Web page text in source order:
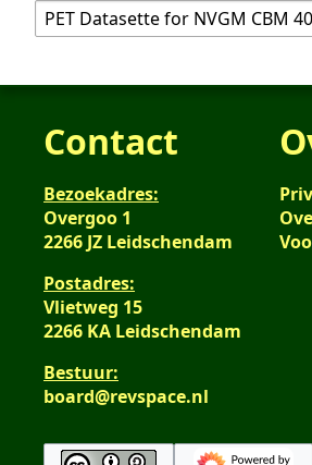
Contact
Bezoekadres:
Overgoo 1
2266 JZ Leidschendam
Postadres:
Vlietweg 15
2266 KA Leidschendam
Bestuur:
board@revspace.nl